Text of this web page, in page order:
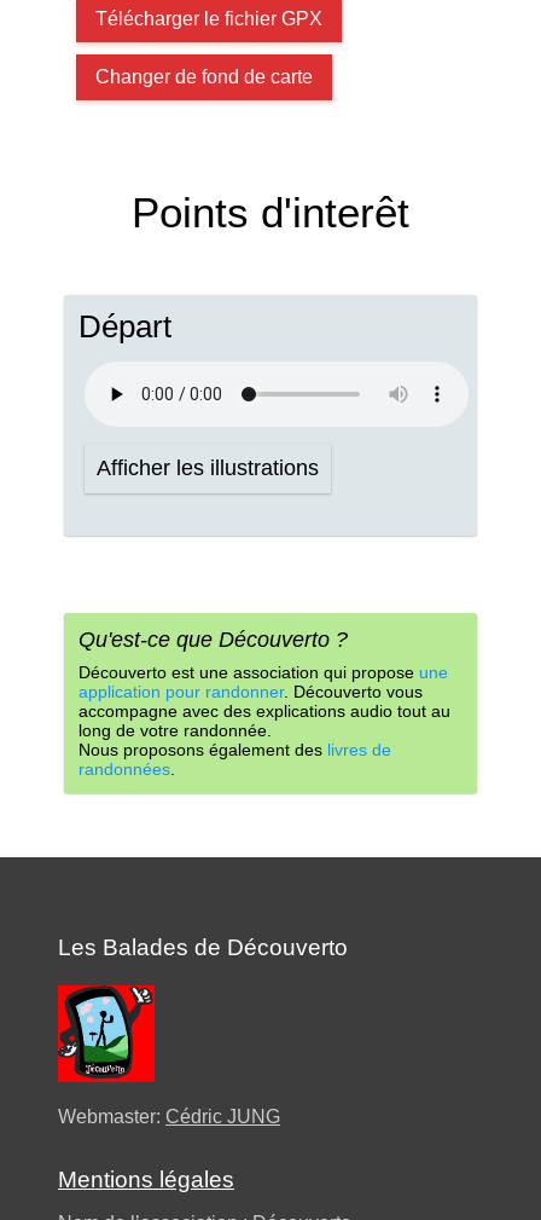
Télécharger le fichier GPX
Changer de fond de carte
Points d'interêt
Départ
Afficher les illustrations
Qu'est-ce que Découverto ?
Découverto est une association qui propose une
application pour randonner. Découverto vous
accompagne avec des explications audio tout au
long de votre randonnée.
Nous proposons également des livres de
randonnées
Les Balades de Découverto
Webmaster: Cédric JUNG
Mentions légales